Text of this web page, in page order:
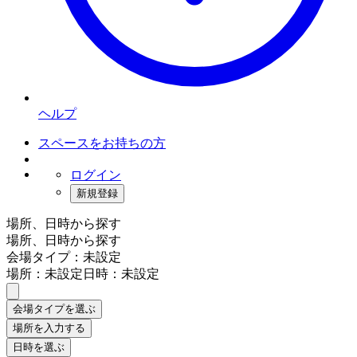
ヘルプ
スペースをお持ちの方
ログイン
新規登録
場所、日時から探す
場所、日時から探す
会場タイプ：未設定
場所：未設定日時：未設定
会場タイプを選ぶ
場所を入力する
日時を選ぶ